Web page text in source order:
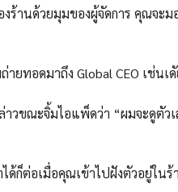
ร้านด้วยมุมของผู้จัดการ คุณจะม
ยทอดมาถึง Global CEO เช่นเ
ล่าวขณะจิ้มไอแพ็ดว่า “ผมจะดู
ได้ก็ต่อเมื่อคุณเข้าไปฝังตัวอยู่ใน